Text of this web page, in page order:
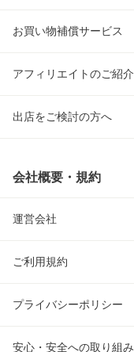
お買い物補償サービス
アフィリエイトのご紹介
出店をご検討の方へ
会社概要・規約
運営会社
ご利用規約
プライバシーポリシー
安心・安全への取り組み